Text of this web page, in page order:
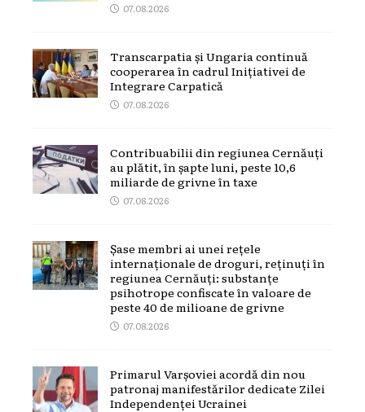
07.08.2026
Transcarpatia și Ungaria continuă
cooperarea în cadrul Inițiativei de
Integrare Carpatică
07.08.2026
Contribuabilii din regiunea Cernăuți
au plătit, în șapte luni, peste 10,6
miliarde de grivne în taxe
07.08.2026
Șase membri ai unei rețele
internaționale de droguri, reținuți în
regiunea Cernăuți: substanțe
psihotrope confiscate în valoare de
peste 40 de milioane de grivne
07.08.2026
Primarul Varșoviei acordă din nou
patronaj manifestărilor dedicate Zilei
Independenței Ucrainei